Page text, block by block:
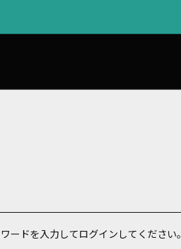
ードを入力してログインしてください。